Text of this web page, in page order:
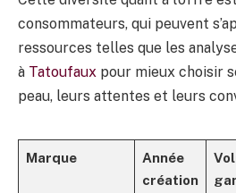
consommateurs, qui peuvent
ressources telles que les
à Tatoufaux pour mieux choisir
peau, leurs attentes et leurs
Marque
Année
création